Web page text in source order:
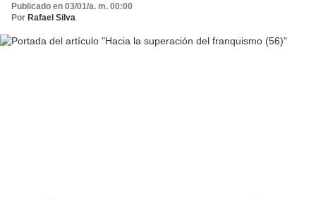
Publicado en 03/01/a. m. 00:00
Por Rafael Silva